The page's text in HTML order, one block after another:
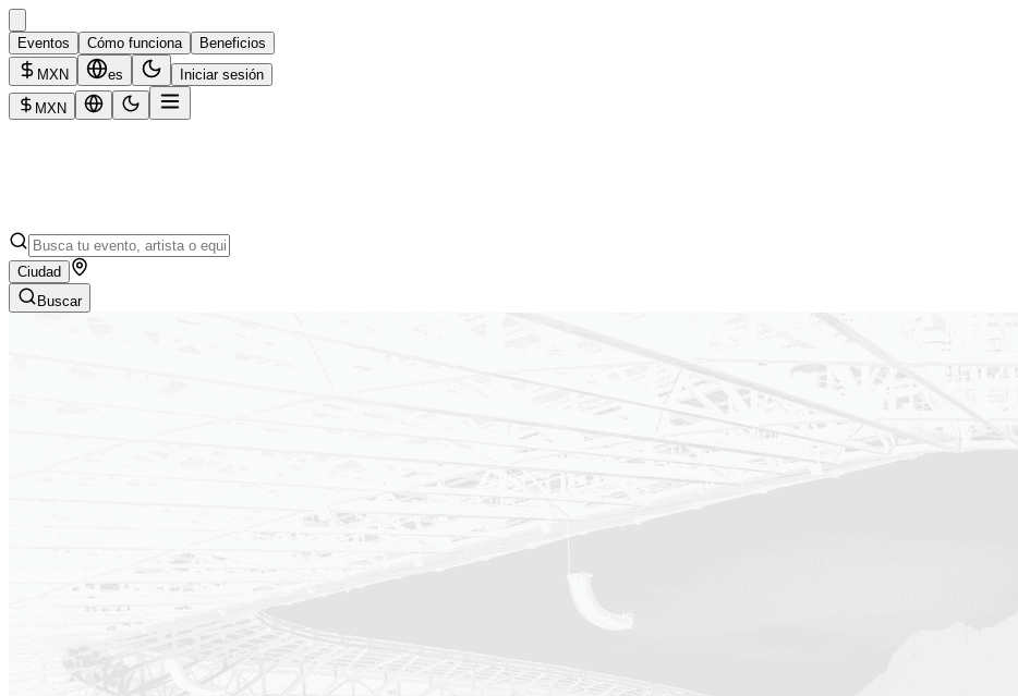
Eventos Cómo funciona
Beneficios
MXN
es Iniciar sesión
MXN
Ciudad
Buscar